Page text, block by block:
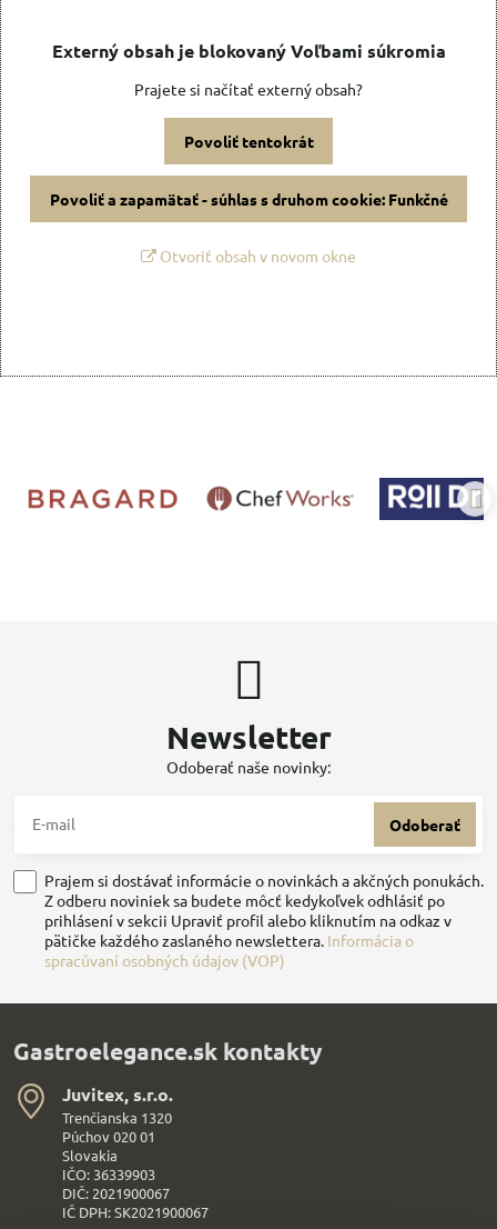
Externý obsah je blokovaný Voľbami súkromia
Prajete si načítať externý obsah?
Povoliť tentokrát
Povoliť a zapamätať - súhlas s druhom cookie: Funkčné
Otvoriť obsah v novom okne
Newsletter
Odoberať naše novinky:
Odoberať
Prajem si dostávať informácie o novinkách a akčných ponukách.
Z odberu noviniek sa budete môcť kedykoľvek odhlásiť po
prihlásení v sekcii Upraviť profil alebo kliknutím na odkaz v
pätičke každého zaslaného newslettera. Informácia o
spracúvaní osobných údajov (VOP)
Gastroelegance.sk kontakty
Juvitex, s​.r​.o​.
Trenčianska 1320
Púchov 020 01
Slovakia
IČO: 36339903
DIČ: 2021900067
IČ DPH: SK2021900067